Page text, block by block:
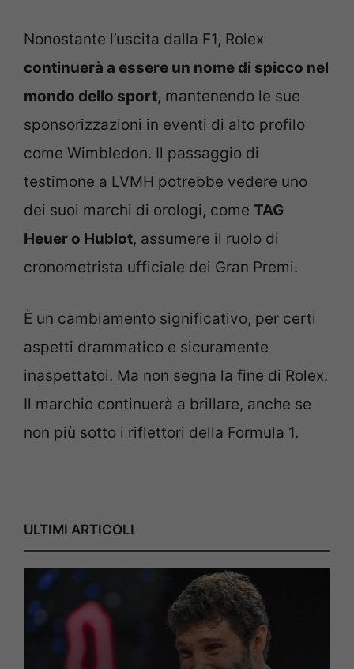
Nonostante l’uscita dalla F1, Rolex
continuerà a essere un nome di spicco nel
mondo dello sport, mantenendo le sue
sponsorizzazioni in eventi di alto profilo
come Wimbledon. Il passaggio di
testimone a LVMH potrebbe vedere uno
dei suoi marchi di orologi, come TAG
Heuer o Hublot, assumere il ruolo di
cronometrista ufficiale dei Gran Premi.
È un cambiamento significativo, per certi
aspetti drammatico e sicuramente
inaspettatoi. Ma non segna la fine di Rolex.
Il marchio continuerà a brillare, anche se
non più sotto i riflettori della Formula 1.
ULTIMI ARTICOLI